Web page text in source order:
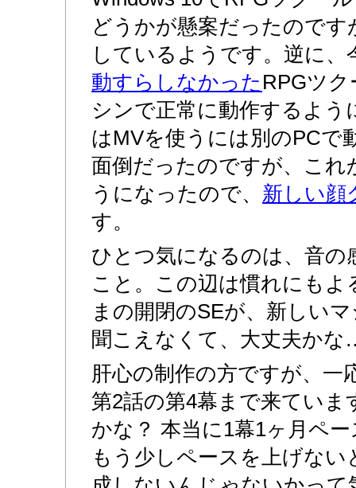
どうかが懸案だったのです
しているようです。逆に、
動すらしなかった RPGツ
シンで正常に動作するよ
はMVを使うには別のPCで
面倒だったのですが、これ
うになったので、 新しい顔
す。
ひとつ気になるのは、音
こと。この辺は慣れにも
まの開閉のSEが、新しい
聞こえなくて、大丈夫か
肝心の制作の方ですが、一
第2話の第4幕まで来ていま
かな？ 本当に1幕1ヶ月ペ
もう少しペースを上げな